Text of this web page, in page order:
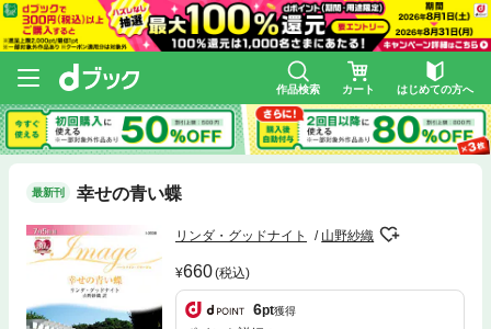
作品検索 カート はじめての方へ
最新刊 幸せの青い蝶
リンダ・グッドナイト 山野紗織
660(税込)
6pt獲得